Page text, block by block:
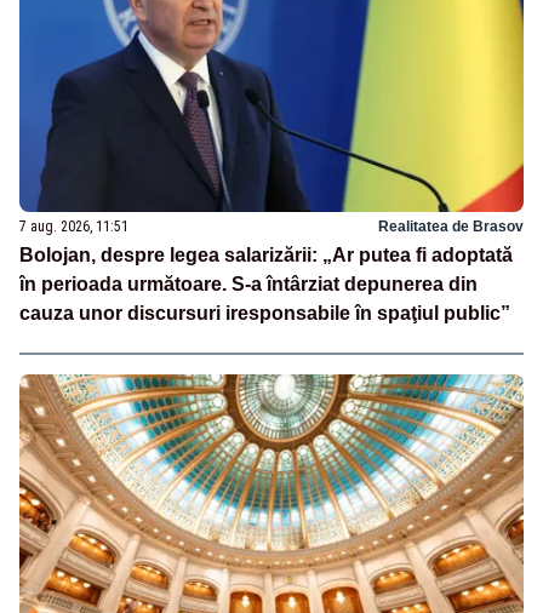
7 aug. 2026, 11:51 Realitatea de Brasov
Bolojan, despre legea salarizării: „Ar putea fi adoptată
în perioada următoare. S-a întârziat depunerea din
cauza unor discursuri iresponsabile în spaţiul public”